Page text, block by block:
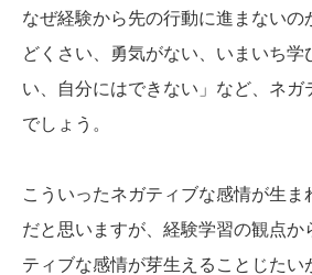
なぜ経験から先の行動に進まないの
どくさい、勇気がない、いまいち学
い、自分にはできない」など、ネガ
でしょう。
こういったネガティブな感情が生ま
だと思いますが、経験学習の観点か
ティブな感情が芽生えることじたい